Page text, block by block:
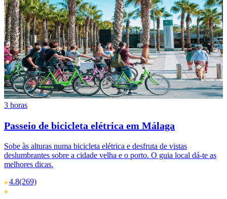
3 horas
Passeio de bicicleta elétrica em Málaga
Sobe às alturas numa bicicleta elétrica e desfruta de vistas
deslumbrantes sobre a cidade velha e o porto. O guia local dá-te as
melhores dicas.
4.8(269)